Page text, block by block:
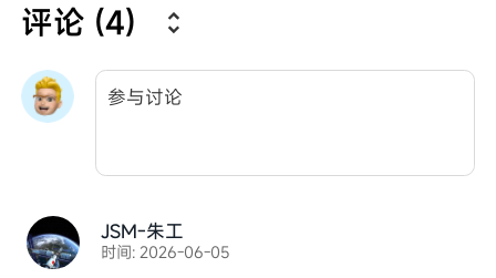
评论 (4)
JSM-朱工
时间: 2026-06-05